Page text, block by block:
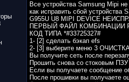
Все устройства Samsung Mipi
как исправить сбой устройства
G955U U8 MIPI DEVICE
ПЕРВЫЙ ФАЙЛ КОМБИНАЦИИ
КОД ТИПА *#33725327#
1- [2] сделать бэкап efs
2- [3] выберите меню 3
Вы получите сеть после
Прошить снова со стоковым
Если вы получаете сообщение
После прошивки вы получаете